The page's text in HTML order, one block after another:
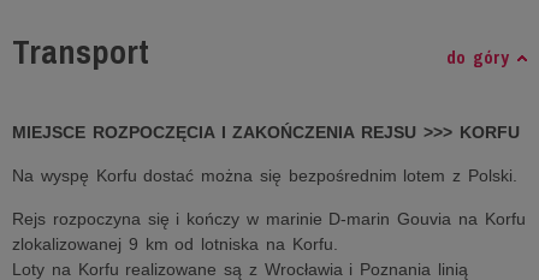
Transport do góry
MIEJSCE ROZPOCZĘCIA I ZAKOŃCZENIA REJSU >>> KORFU
Na wyspę Korfu dostać można się bezpośrednim lotem z Polski.
Rejs rozpoczyna się i kończy w marinie D-marin Gouvia na Korfu
zlokalizowanej 9 km od lotniska na Korfu.
Loty na Korfu realizowane są z Wrocławia i Poznania linią